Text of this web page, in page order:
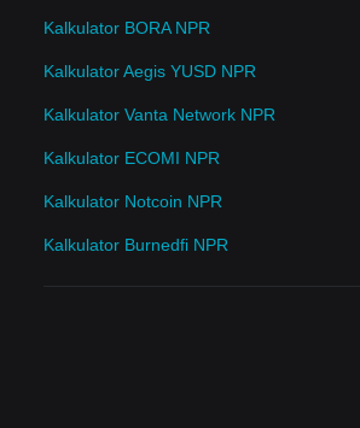
Kalkulator BORA NPR
Kalkulator Aegis YUSD NPR
Kalkulator Vanta Network NPR
Kalkulator ECOMI NPR
Kalkulator Notcoin NPR
Kalkulator Burnedfi NPR